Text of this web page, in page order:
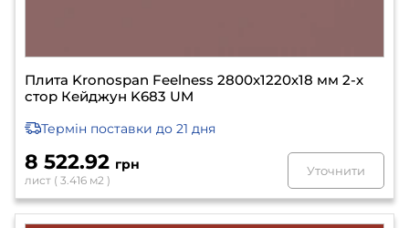
Плита Kronospan Feelness 2800х1220х18 мм 2-х
стор Кейджун K683 UM
Термін поставки до 21 дня
8 522.92 грн
лист ( 3.416 м2 )
Уточнити